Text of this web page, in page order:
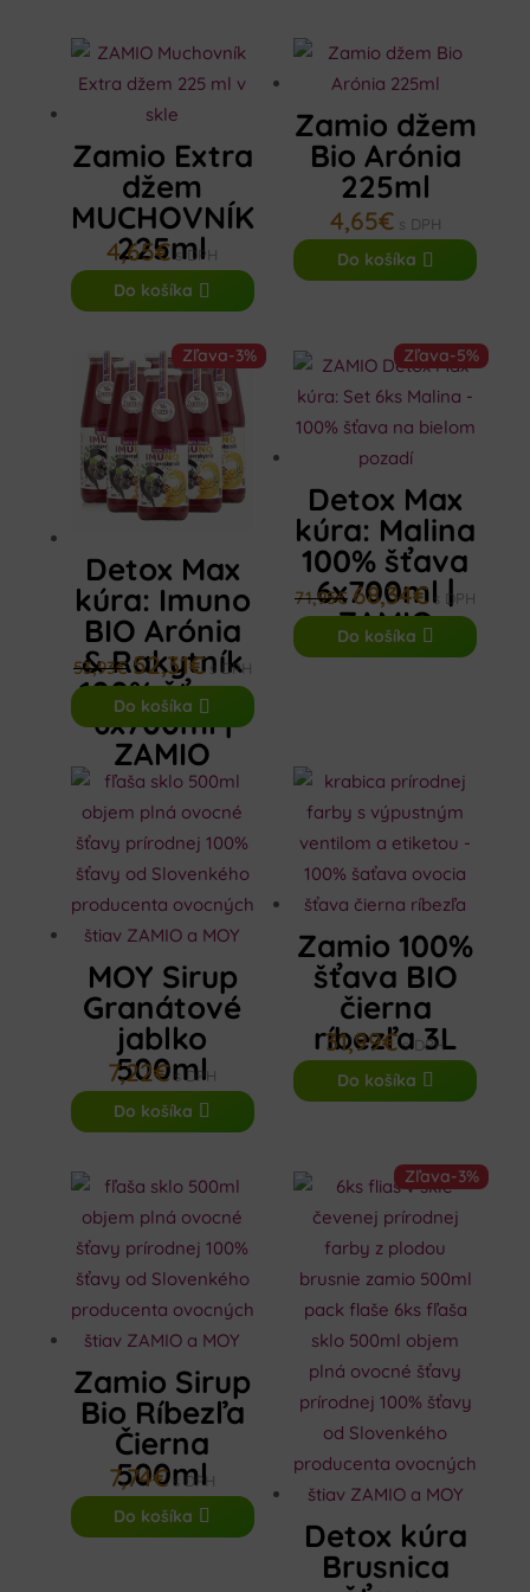
Zamio Extra
džem
MUCHOVNÍK
225ml
4,65€s DPH
Do košíka
Zamio džem
Bio Arónia
225ml
4,65€s DPH
Do košíka
Zľava-3%
Detox Max
kúra: Imuno
BIO Arónia
& Rakytník
100% šťava
6x700ml |
ZAMIO
53,93€ Pôvodná
cena
bola:
53,93€.
52,31€Aktuálna
cena
je:
52,31€.
s DPH
Do košíka
Zľava-5%
Detox Max
kúra: Malina
100% šťava
6x700ml |
ZAMIO
71,95€ Pôvodná
bola:
68,34€Aktuálna
cena
je:
s DPH
Do košíka
MOY Sirup
Granátové
jablko
500ml
7,22€s DPH
Do košíka
Zamio 100%
šťava BIO
čierna
ríbezľa 3L
31,99€s DPH
Do košíka
Zamio Sirup
Bio Ríbezľa
Čierna
500ml
7,74€s DPH
Do košíka
Zľava-3%
Detox kúra
Brusnica